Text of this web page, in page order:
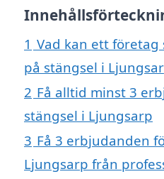
1 Vad kan ett företag
på stängsel i
2 Få alltid minst 3
stängsel i Ljungsarp
3 Få 3 erbjudanden
Ljungsarp från